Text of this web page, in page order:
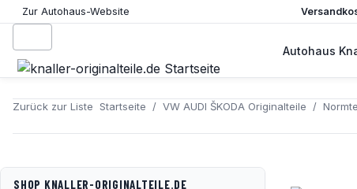
Zur Autohaus-Website
Autohaus
Zurück zur Liste Startseite VW AUDI ŠKODA Originalteile
SHOP KNALLER-ORIGINALTEILE.DE